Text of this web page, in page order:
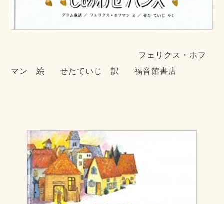
フェリクス・ホフ
マン 絵 せたていじ 訳 福音館書店